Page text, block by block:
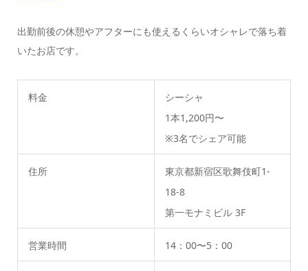
出勤前後の休憩やアフターにも使えるくらいオシャレで落ち着
いたお店です。
料金
シーシャ
1本1,200円〜
※3名でシェア可能
住所
東京都新宿区歌舞伎町1-
18-8
第一モナミビル 3F
営業時間 14：00〜5：00